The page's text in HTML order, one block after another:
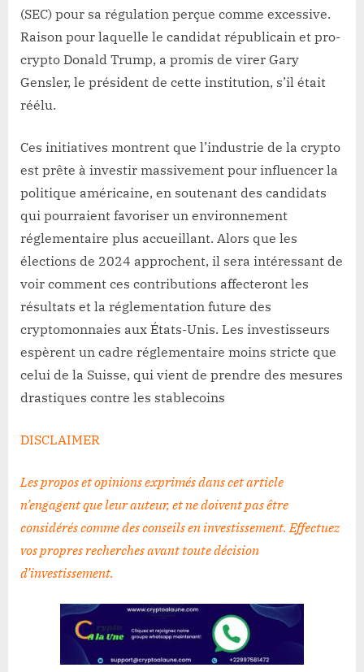
(SEC) pour sa régulation perçue comme excessive.
Raison pour laquelle le candidat républicain et pro-
crypto Donald Trump, a promis de virer Gary
Gensler, le président de cette institution, s’il était
réélu.
Ces initiatives montrent que l’industrie de la crypto
est prête à investir massivement pour influencer la
politique américaine, en soutenant des candidats
qui pourraient favoriser un environnement
réglementaire plus accueillant. Alors que les
élections de 2024 approchent, il sera intéressant de
voir comment ces contributions affecteront les
résultats et la réglementation future des
cryptomonnaies aux États-Unis. Les investisseurs
espèrent un cadre réglementaire moins stricte que
celui de la Suisse, qui vient de prendre des mesures
drastiques contre les stablecoins
DISCLAIMER
Les propos et opinions exprimés dans cet article
n’engagent que leur auteur, et ne doivent pas être
considérés comme des conseils en investissement. Effectuez
vos propres recherches avant toute décision
d’investissement.